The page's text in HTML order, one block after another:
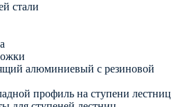
стали
алюминиевый с резиновой
профиль на ступени лестниц